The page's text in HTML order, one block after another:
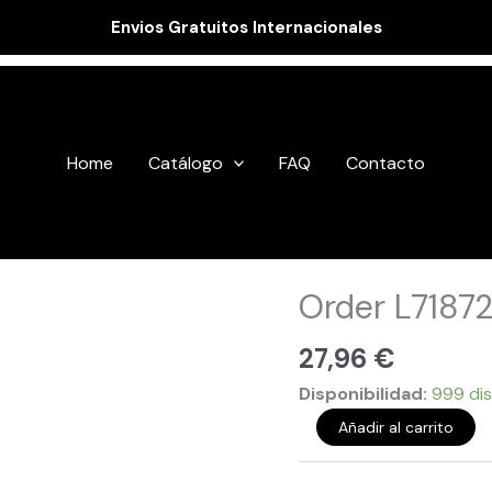
Envios Gratuitos Internacionales
Home Catálogo FAQ Contacto
Order
27,96 €
Disponibilidad: 999
L718723
cantidad
Añadir al carrito